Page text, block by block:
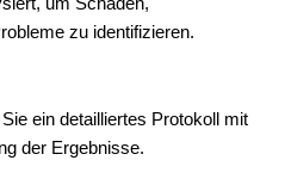
zu identifizieren.
ein detailliertes Protokoll mit
der Ergebnisse.